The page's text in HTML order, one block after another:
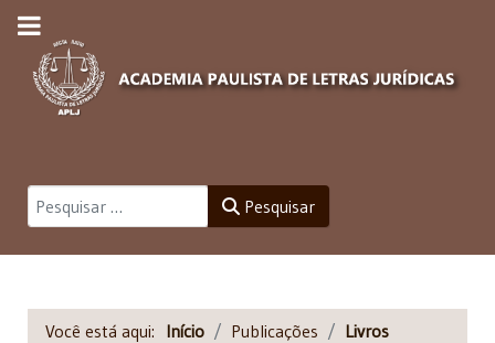
Pesquisar Pesquisar
Você está aqui: Início Publicações
Livros